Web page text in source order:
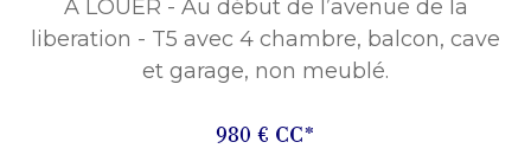
A LOUER - Au début de l’avenue de la
liberation - T5 avec 4 chambre, balcon, cave
et garage, non meublé.
980 € CC*